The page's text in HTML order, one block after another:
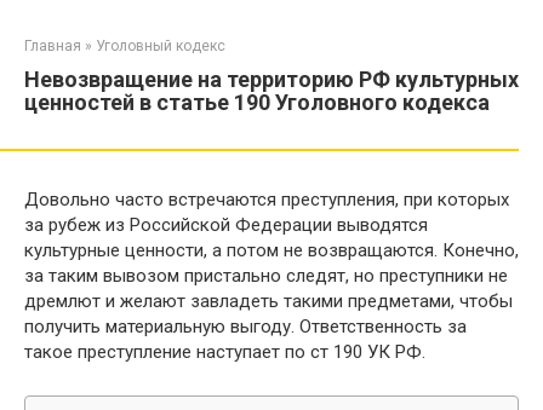
Главная » Уголовный кодекс
Невозвращение на территорию РФ культурных
ценностей в статье 190 Уголовного кодекса
Довольно часто встречаются преступления, при которых
за рубеж из Российской Федерации выводятся
культурные ценности, а потом не возвращаются. Конечно,
за таким вывозом пристально следят, но преступники не
дремлют и желают завладеть такими предметами, чтобы
получить материальную выгоду. Ответственность за
такое преступление наступает по ст 190 УК РФ.